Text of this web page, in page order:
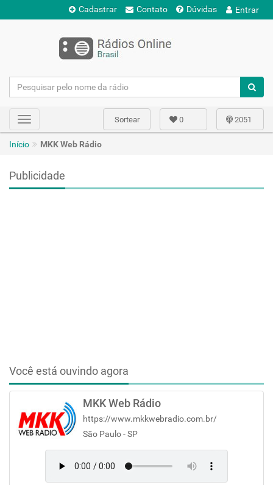
Cadastrar Contato Dúvidas Entrar
Toggle
navigation
2051
0
Sortear
Início MKK Web Rádio
Publicidade
Você está ouvindo agora
MKK Web Rádio
https://www.mkkwebradio.com.br/
São Paulo - SP